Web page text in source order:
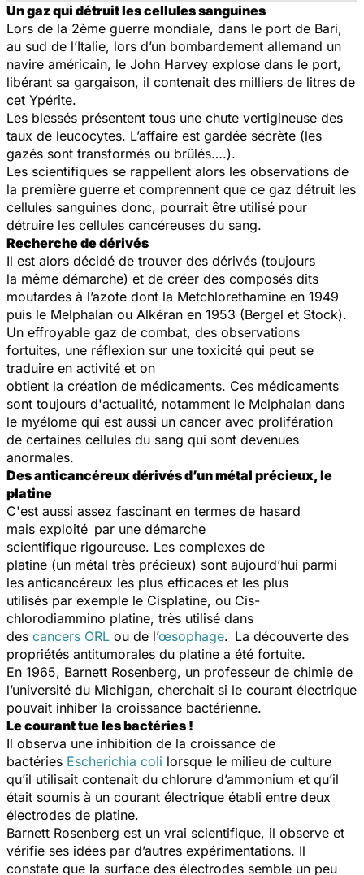
Un gaz qui détruit les cellules sanguines
Lors de la 2ème guerre mondiale, dans le port de Bari,
au sud de l’Italie, lors d’un bombardement allemand un
navire américain, le John Harvey explose dans le port,
libérant sa gargaison, il contenait des milliers de litres de
cet Ypérite.
Les blessés présentent tous une chute vertigineuse des
taux de leucocytes. L’affaire est gardée sécrète (les
gazés sont transformés ou brûlés….).
Les scientifiques se rappellent alors les observations de
la première guerre et comprennent que ce gaz détruit les
cellules sanguines donc, pourrait être utilisé pour
détruire les cellules cancéreuses du sang.
Recherche de dérivés
Il est alors décidé de trouver des dérivés (toujours
la même démarche) et de créer des composés dits
moutardes à l’azote dont la Metchlorethamine en 1949
puis le Melphalan ou Alkéran en 1953 (Bergel et Stock).
Un effroyable gaz de combat, des observations
fortuites, une réflexion sur une toxicité qui peut se
traduire en activité et on
obtient la création de médicaments. Ces médicaments
sont toujours d'actualité, notamment le Melphalan dans
le myélome qui est aussi un cancer avec prolifération
de certaines cellules du sang qui sont devenues
anormales.
Des anticancéreux dérivés d’un métal précieux, le
platine
C'est aussi assez fascinant en termes de hasard
mais exploité par une démarche
scientifique rigoureuse. Les complexes de
platine (un métal très précieux) sont aujourd’hui parmi
les anticancéreux les plus efficaces et les plus
utilisés par exemple le Cisplatine, ou Cis-
chlorodiammino platine, très utilisé dans
des cancers ORL ou de l’œsophage. La découverte des
propriétés antitumorales du platine a été fortuite.
En 1965, Barnett Rosenberg, un professeur de chimie de
l’université du Michigan, cherchait si le courant électrique
pouvait inhiber la croissance bactérienne.
Le courant tue les bactéries !
Il observa une inhibition de la croissance de
bactéries Escherichia coli lorsque le milieu de culture
qu’il utilisait contenait du chlorure d’ammonium et qu’il
était soumis à un courant électrique établi entre deux
électrodes de platine.
Barnett Rosenberg est un vrai scientifique, il observe et
vérifie ses idées par d’autres expérimentations. Il
constate que la surface des électrodes semble un peu